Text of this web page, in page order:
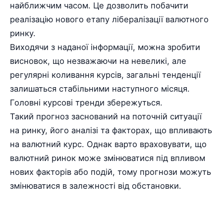
найближчим часом. Це дозволить побачити
реалізацію нового етапу лібералізації валютного
ринку.
Виходячи з наданої інформації, можна зробити
висновок, що незважаючи на невеликі, але
регулярні коливання курсів, загальні тенденції
залишаться стабільними наступного місяця.
Головні курсові тренди збережуться.
Такий прогноз заснований на поточній ситуації
на ринку, його аналізі та факторах, що впливають
на валютний курс. Однак варто враховувати, що
валютний ринок може змінюватися під впливом
нових факторів або подій, тому прогнози можуть
змінюватися в залежності від обстановки.